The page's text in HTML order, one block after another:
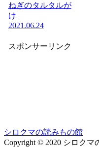
ねぎのタルタルが
け
2021.06.24
スポンサーリンク
シロクマの読みもの館
Copyright © 2020 シロクマ